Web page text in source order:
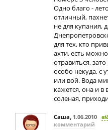
Одно благо -
отличный,
не для купания,
для тех, кто
ахти, есть
отравиться,
особо некуда, с
или вой. Вода
кажется, она и в
соленая,
Саша, 1.06.2010
комментарий